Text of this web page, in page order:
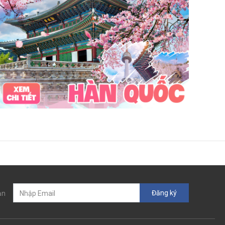
Vinpearl Cửa Hội
Water Fun
Công viên nước
Nhà phao
Quê Bác
tour Cửa Lò 2 ngày 1 đêm
Tuần Châu
Tàu Hỏa
Du lịch Cửa Lò 2 ngày 1 đêm
chùa Hương
hoa anh đào
Tết Nguyên Đán
Sài Gòn
Tết dương
Mộc Châu Sapa
Yên Tử
Tam Chúc
chùa Tam Chúc
Chrismas
Tây Nguyên
Nha Trang
Hong Kong
du lịch Nhật Bản 7 ngày
khách sạn con nhộng
Đăng ký